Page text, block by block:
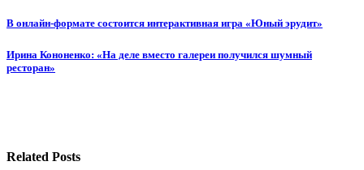
Навигация
по
записям
В онлайн-формате состоится интерактивная игра «Юный эрудит»
Ирина Кононенко: «На деле вместо галереи получился шумный
ресторан»
Related Posts